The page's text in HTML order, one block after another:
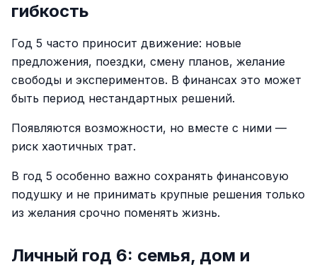
гибкость
Год 5 часто приносит движение: новые
предложения, поездки, смену планов, желание
свободы и экспериментов. В финансах это может
быть период нестандартных решений.
Появляются возможности, но вместе с ними —
риск хаотичных трат.
В год 5 особенно важно сохранять финансовую
подушку и не принимать крупные решения только
из желания срочно поменять жизнь.
Личный год 6: семья, дом и